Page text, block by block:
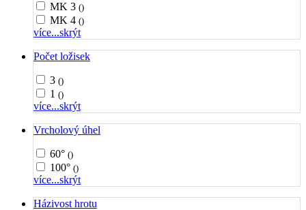
MK 3 ()
MK 4 ()
více...skrýt
Počet ložisek
3 ()
1 ()
více...skrýt
Vrcholový úhel
60° ()
100° ()
více...skrýt
Házivost hrotu